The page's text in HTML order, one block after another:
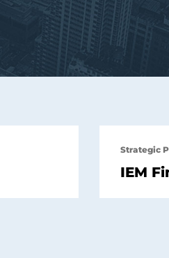
Strategic
IEM